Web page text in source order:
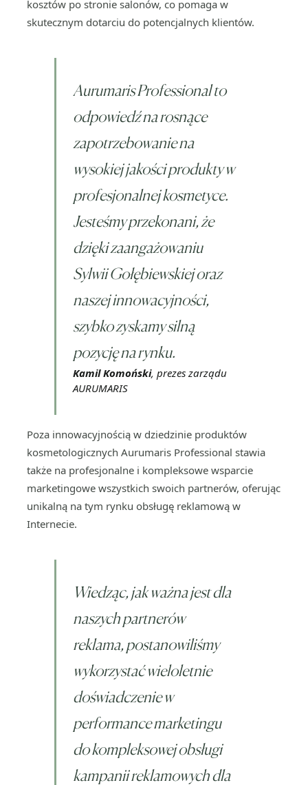
kosztów po stronie salonów, co pomaga w
skutecznym dotarciu do potencjalnych klientów.
Aurumaris Professional to
odpowiedź na rosnące
zapotrzebowanie na
wysokiej jakości produkty w
profesjonalnej kosmetyce.
Jesteśmy przekonani, że
dzięki zaangażowaniu
Sylwii Gołębiewskiej oraz
naszej innowacyjności,
szybko zyskamy silną
pozycję na rynku.
Kamil Komoński, prezes zarządu
AURUMARIS
Poza innowacyjnością w dziedzinie produktów
kosmetologicznych Aurumaris Professional stawia
także na profesjonalne i kompleksowe wsparcie
marketingowe wszystkich swoich partnerów, oferując
unikalną na tym rynku obsługę reklamową w
Internecie.
Wiedząc, jak ważna jest dla
naszych partnerów
reklama, postanowiliśmy
wykorzystać wieloletnie
doświadczenie w
performance marketingu
do kompleksowej obsługi
kampanii reklamowych dla